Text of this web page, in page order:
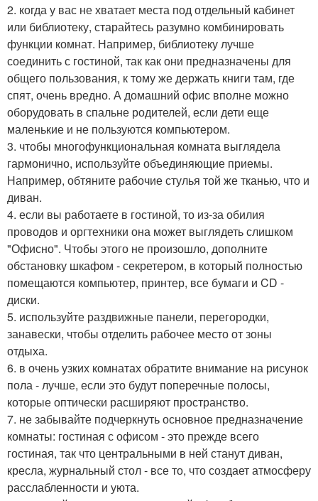
2. когда у вас не хватает места под отдельный кабинет
или библиотеку, старайтесь разумно комбинировать
функции комнат. Например, библиотеку лучше
соединить с гостиной, так как они предназначены для
общего пользования, к тому же держать книги там, где
спят, очень вредно. А домашний офис вполне можно
оборудовать в спальне родителей, если дети еще
маленькие и не пользуются компьютером.
3. чтобы многофункциональная комната выглядела
гармонично, используйте объединяющие приемы.
Например, обтяните рабочие стулья той же тканью, что и
диван.
4. если вы работаете в гостиной, то из-за обилия
проводов и оргтехники она может выглядеть слишком
"Офисно". Чтобы этого не произошло, дополните
обстановку шкафом - секретером, в который полностью
помещаются компьютер, принтер, все бумаги и CD -
диски.
5. используйте раздвижные панели, перегородки,
занавески, чтобы отделить рабочее место от зоны
отдыха.
6. в очень узких комнатах обратите внимание на рисунок
пола - лучше, если это будут поперечные полосы,
которые оптически расширяют пространство.
7. не забывайте подчеркнуть основное предназначение
комнаты: гостиная с офисом - это прежде всего
гостиная, так что центральными в ней станут диван,
кресла, журнальный стол - все то, что создает атмосферу
расслабленности и уюта.